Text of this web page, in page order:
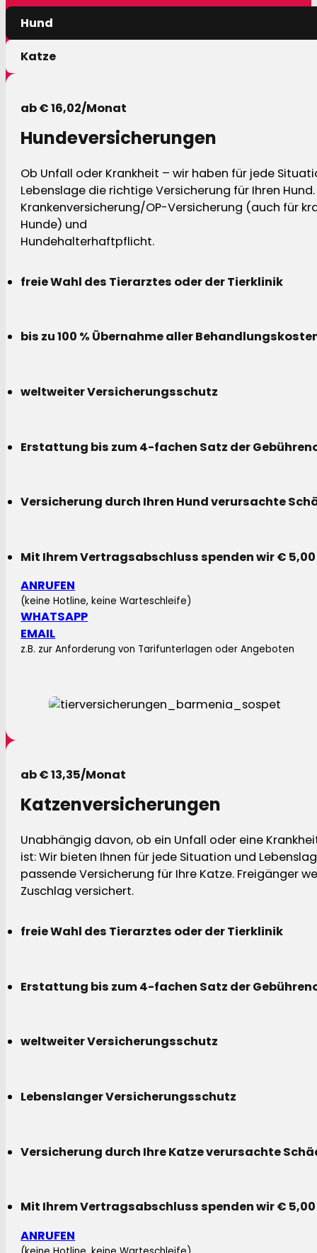
Hund
Katze
ab € 16,02/Monat
Hundeversicherungen
Ob Unfall oder Krankheit – wir haben für jede
Lebenslage die richtige Versicherung für Ihren Hund.
Krankenversicherung/OP-Versicherung (auch für
Hunde) und
Hundehalterhaftpflicht.
freie Wahl des Tierarztes oder der Tierklinik
bis zu 100 % Übernahme aller
weltweiter Versicherungsschutz
Erstattung bis zum 4-fachen Satz der
Versicherung durch Ihren Hund verursachte
Mit Ihrem Vertragsabschluss spenden wir €
ANRUFEN
(keine Hotline, keine Warteschleife)
WHATSAPP
EMAIL
z.B. zur Anforderung von Tarifunterlagen oder Angeboten
ab € 13,35/Monat
Katzenversicherungen
Unabhängig davon, ob ein Unfall oder eine
ist: Wir bieten Ihnen für jede Situation und
passende Versicherung für Ihre Katze. Freigänger
Zuschlag versichert.
freie Wahl des Tierarztes oder der Tierklinik
Erstattung bis zum 4-fachen Satz der
weltweiter Versicherungsschutz
Lebenslanger Versicherungsschutz
Versicherung durch Ihre Katze verursachte
Mit Ihrem Vertragsabschluss spenden wir €
ANRUFEN